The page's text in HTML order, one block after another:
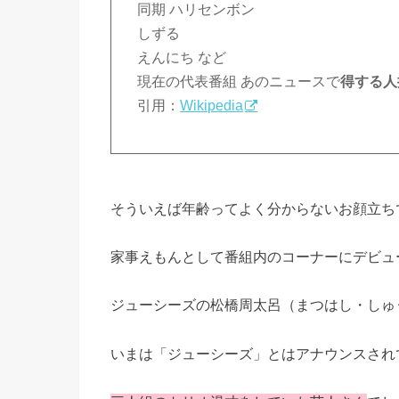
同期 ハリセンボン
しずる
えんにち など
現在の代表番組 あのニュースで得する
引用：Wikipedia
そういえば年齢ってよく分からないお顔立
家事えもんとして番組内のコーナーにデビ
ジューシーズの松橋周太呂（まつはし・し
いまは「ジューシーズ」とはアナウンスさ